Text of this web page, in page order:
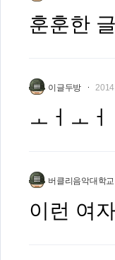
훈훈한
이글두방
ㅗㅓㅗㅓ
버클리음악대학교
이런 여